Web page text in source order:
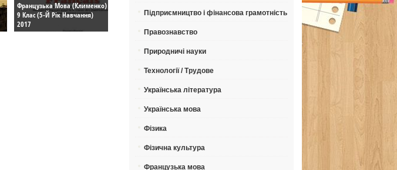
Французька Мова (Клименко)
9 Клас (5-Й Рік Навчання)
2017
Підприємництво і фінансова грамотність
Правознавство
Природничі науки
Технології / Трудове
Українська література
Українська мова
Фізика
Фізична культура
Французька мова